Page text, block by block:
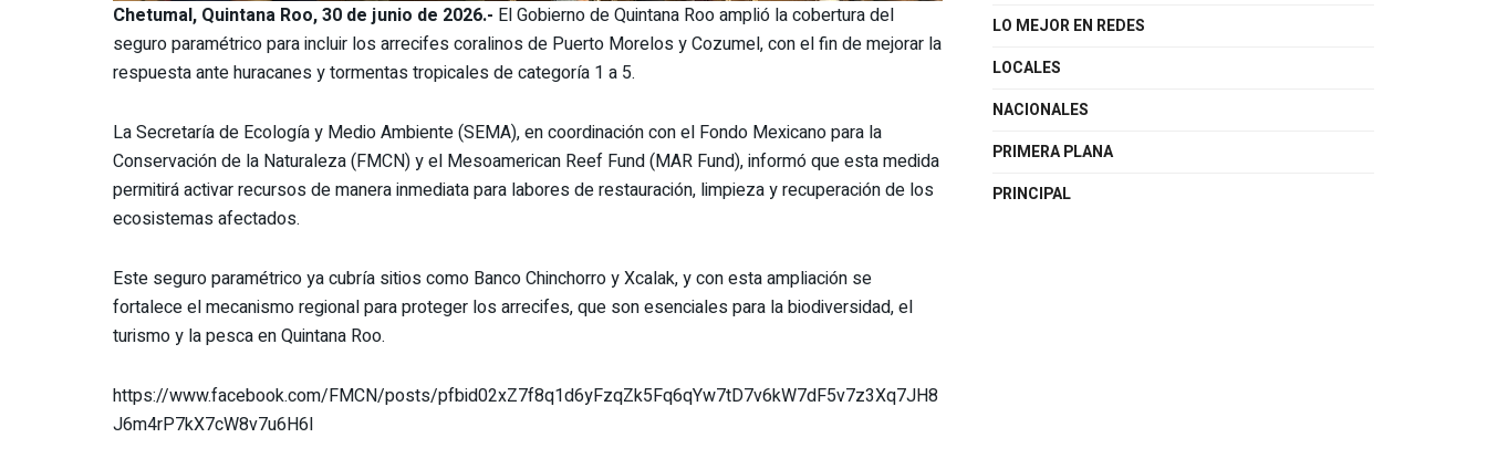
Chetumal, Quintana Roo, 30 de junio de 2026.- El Gobierno de Quintana Roo amplió la cobertura del
seguro paramétrico para incluir los arrecifes coralinos de Puerto Morelos y Cozumel, con el fin de mejorar la
respuesta ante huracanes y tormentas tropicales de categoría 1 a 5.
La Secretaría de Ecología y Medio Ambiente (SEMA), en coordinación con el Fondo Mexicano para la
Conservación de la Naturaleza (FMCN) y el Mesoamerican Reef Fund (MAR Fund), informó que esta medida
permitirá activar recursos de manera inmediata para labores de restauración, limpieza y recuperación de los
ecosistemas afectados.
Este seguro paramétrico ya cubría sitios como Banco Chinchorro y Xcalak, y con esta ampliación se
fortalece el mecanismo regional para proteger los arrecifes, que son esenciales para la biodiversidad, el
turismo y la pesca en Quintana Roo.
https://www.facebook.com/FMCN/posts/pfbid02xZ7f8q1d6yFzqZk5Fq6qYw7tD7v6kW7dF5v7z3Xq7JH8
J6m4rP7kX7cW8v7u6H6l
LO MEJOR EN REDES
LOCALES
NACIONALES
PRIMERA PLANA
PRINCIPAL